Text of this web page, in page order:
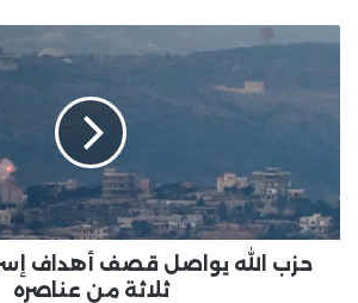
حزب الله يواصل قصف أهداف
ثلاثة من عناصره